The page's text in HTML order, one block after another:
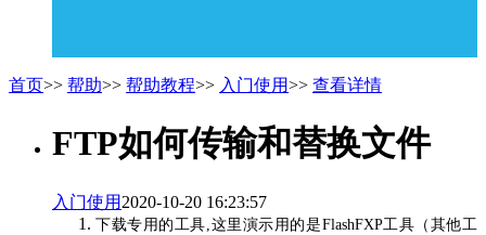
首页>> 帮助>> 帮助教程>> 入门使用>> 查看详情
FTP如何传输和替换文件
入门使用 2020-10-20 16:23:57
下载专用的工具,这里演示用的是FlashFXP工具（其他工